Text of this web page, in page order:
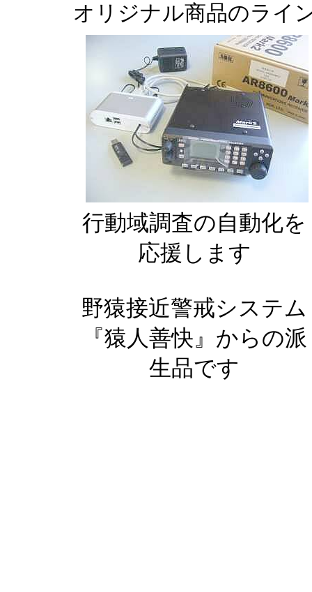
オリジナル商品のライ
行動域調査の自動化を
応援します
野猿接近警戒システム
『猿人善快』からの派
生品です